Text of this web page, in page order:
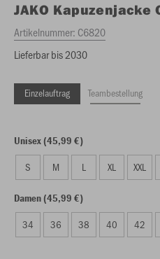
JAKO Kapuzenjacke
Artikelnummer: C6820
Lieferbar bis 2030
Einzelauftrag Teambestellung
Unisex (45,99 €)
S M L XL XXL
Damen (45,99 €)
34 36 38 40 42